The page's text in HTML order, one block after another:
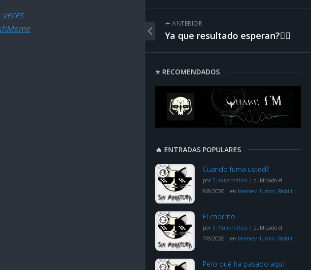
⬅️ ANTERIOR
Ya que resultado esperan?👇🏻
⭐ RECOMENDADOS
🔥 ENTRADAS POPULARES
Cuándo fuma usted?
por El Automático | publicado el
8/8/2026 | en Memes/Humor, Reddit
El chorrito
por El Automático | publicado el
7/8/2026 | en Memes/Humor, Reddit
Pero qué ha pasado aquí